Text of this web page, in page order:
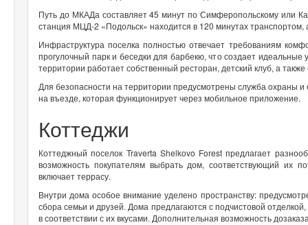
Путь до МКАДа составляет 45 минут по Симферопольскому или
станция МЦД-2 «Подольск» находится в 120 минутах
Инфраструктура поселка полностью отвечает требованиям
прогулочный парк и беседки для барбекю, что создает
территории работает собственный ресторан, детский клуб, а
Для безопасности на территории предусмотрены служба охраны
на въезде, которая функционирует через мобильное приложение.
Коттеджи
Коттеджный поселок Traverta Shelkovo Forest предлагает
возможность покупателям выбрать дом, соответствующий их
включает террасу.
Внутри дома особое внимание уделено пространству:
сбора семьи и друзей. Дома предлагаются с подчистовой
в соответствии с их вкусами. Дополнительная возможность